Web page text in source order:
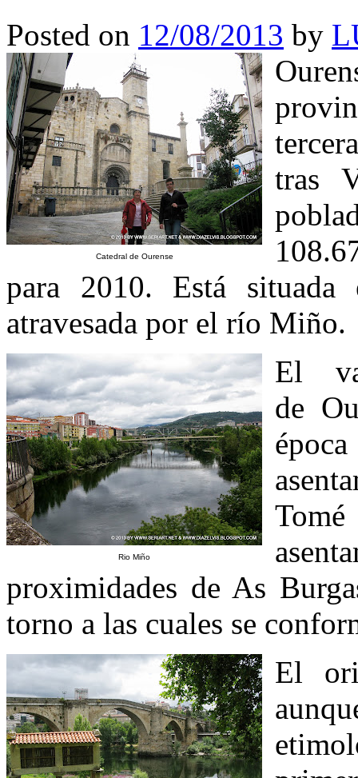
Posted on 12/08/2013 by
Catedral de Ourense
tras
para 2010. Está
atravesada por el río Miño.
Rio Miño
El
de
proximidades de As
torno a las cuales se
El